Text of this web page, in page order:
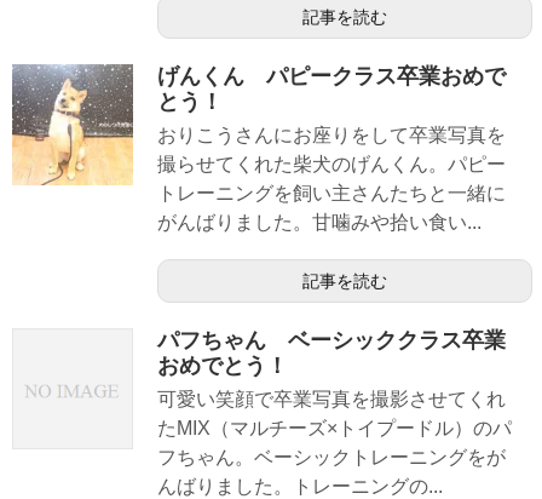
記事を読む
げんくん パピークラス卒業おめで
とう！
おりこうさんにお座りをして卒業写真を
撮らせてくれた柴犬のげんくん。パピー
トレーニングを飼い主さんたちと一緒に
がんばりました。甘噛みや拾い食い...
記事を読む
パフちゃん ベーシッククラス卒業
おめでとう！
可愛い笑顔で卒業写真を撮影させてくれ
たMIX（マルチーズ×トイプードル）のパ
フちゃん。ベーシックトレーニングをが
んばりました。トレーニングの...